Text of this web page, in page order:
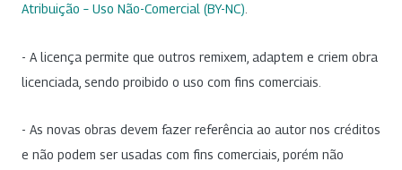
Atribuição – Uso Não-Comercial (BY-NC)
- A licença permite que outros remixem, adaptem e criem obra
licenciada, sendo proibido o uso com fins comerciais.
- As novas obras devem fazer referência ao autor nos créditos
e não podem ser usadas com fins comerciais, porém não